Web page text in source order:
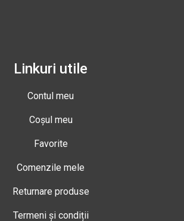
Linkuri utile
Contul meu
Coșul meu
Favorite
Comenzile mele
Returnare produse
Termeni și condiții